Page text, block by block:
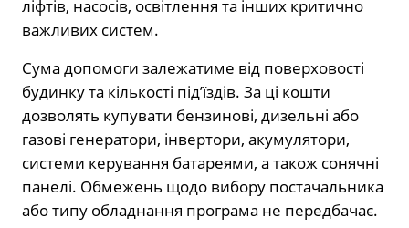
ліфтів, насосів, освітлення та інших критично
важливих систем.
Сума допомоги залежатиме від поверховості
будинку та кількості під’їздів. За ці кошти
дозволять купувати бензинові, дизельні або
газові генератори, інвертори, акумулятори,
системи керування батареями, а також сонячні
панелі. Обмежень щодо вибору постачальника
або типу обладнання програма не передбачає.